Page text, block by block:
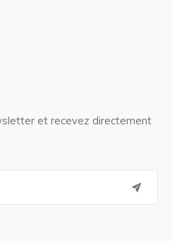
et recevez directement